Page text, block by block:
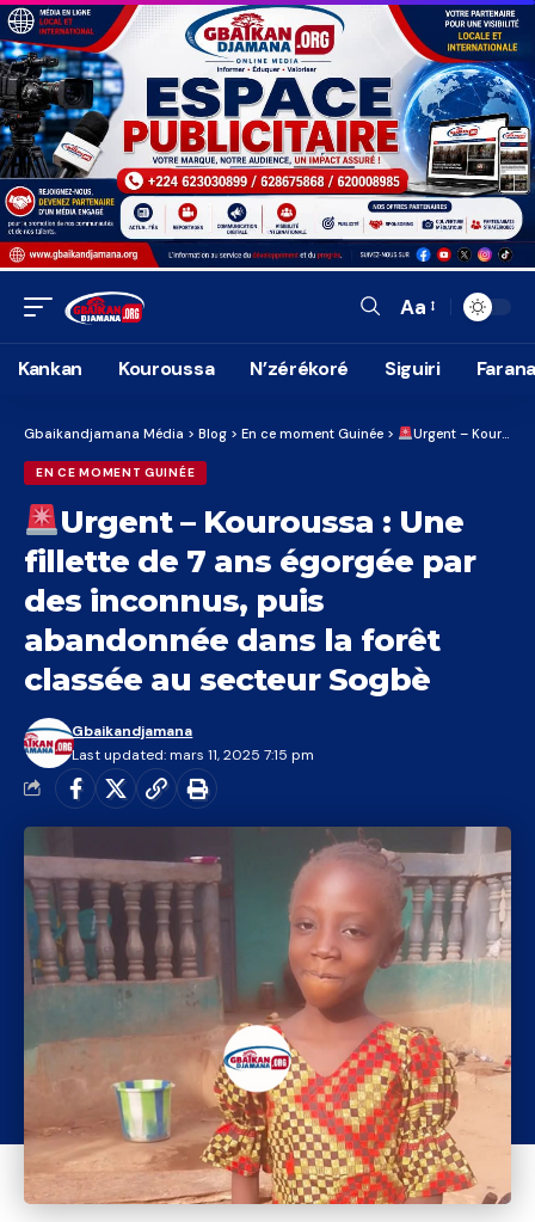
Font
Aa
Kankan Kouroussa N’zérékoré Siguiri
Gbaikandjamana Média > Blog > En ce moment Guinée > Urgent – Kouroussa : Une fillette de 7 ans égorgée par des inconnus, puis abandonnée dans la forêt classée au secteur Sogbè
EN CE MOMENT GUINÉE
Urgent – Kouroussa : Une
fillette de 7 ans égorgée par
des inconnus, puis
abandonnée dans la forêt
classée au secteur Sogbè
Last updated: mars 11, 2025 7:15 pm
Gbaikandjamana